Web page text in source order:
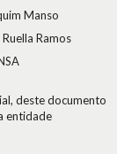
Manso
Ramos
deste documento
entidade